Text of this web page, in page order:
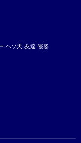
ヘソ天 友達 寝姿